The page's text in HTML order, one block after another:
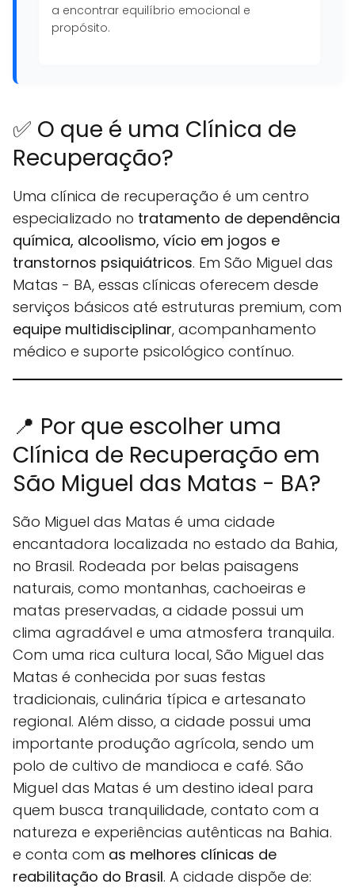
a encontrar equilíbrio emocional e
propósito.
✅ O que é uma Clínica de
Recuperação?
Uma clínica de recuperação é um centro
especializado no tratamento de dependência
química, alcoolismo, vício em jogos e
transtornos psiquiátricos. Em São Miguel das
Matas - BA, essas clínicas oferecem desde
serviços básicos até estruturas premium, com
equipe multidisciplinar, acompanhamento
médico e suporte psicológico contínuo.
📍 Por que escolher uma
Clínica de Recuperação em
São Miguel das Matas - BA?
São Miguel das Matas é uma cidade
encantadora localizada no estado da Bahia,
no Brasil. Rodeada por belas paisagens
naturais, como montanhas, cachoeiras e
matas preservadas, a cidade possui um
clima agradável e uma atmosfera tranquila.
Com uma rica cultura local, São Miguel das
Matas é conhecida por suas festas
tradicionais, culinária típica e artesanato
regional. Além disso, a cidade possui uma
importante produção agrícola, sendo um
polo de cultivo de mandioca e café. São
Miguel das Matas é um destino ideal para
quem busca tranquilidade, contato com a
natureza e experiências autênticas na Bahia.
e conta com as melhores clínicas de
reabilitação do Brasil. A cidade dispõe de: